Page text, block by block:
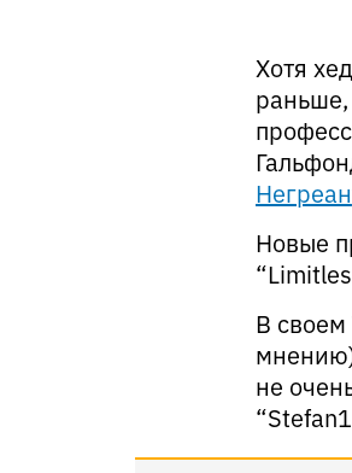
Хотя
Новые
В своем
не